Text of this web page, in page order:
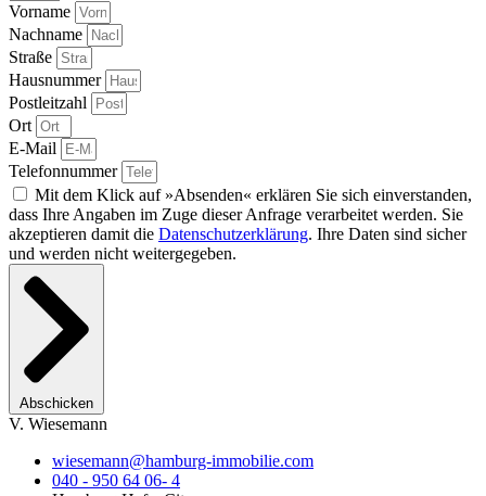
Vorname
Nachname
Straße
Hausnummer
Postleitzahl
Ort
E-Mail
Telefonnummer
Mit dem Klick auf »Absenden« erklären Sie sich einverstanden,
dass Ihre Angaben im Zuge dieser Anfrage verarbeitet werden. Sie
akzeptieren damit die Datenschutzerklärung. Ihre Daten sind sicher
und werden nicht weitergegeben.
Abschicken
V. Wiesemann
wiesemann@hamburg-immobilie.com
040 - 950 64 06- 4